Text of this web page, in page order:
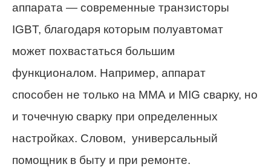
аппарата — современные транзисторы
IGBT, благодаря которым полуавтомат
может похвастаться большим
функционалом. Например, аппарат
способен не только на ММА и MIG сварку, но
и точечную сварку при определенных
настройках. Словом, универсальный
помощник в быту и при ремонте.